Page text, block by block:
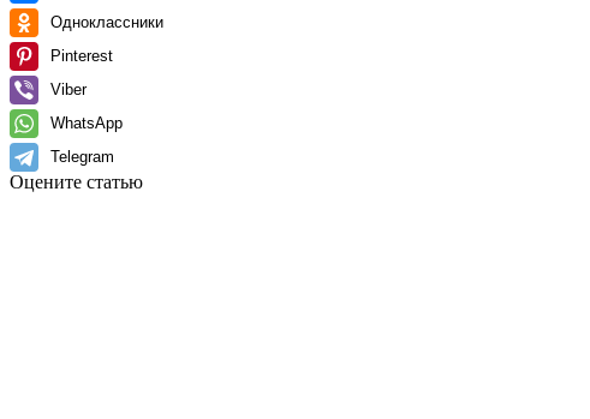
Одноклассники
Pinterest
Viber
WhatsApp
Telegram
Оцените статью